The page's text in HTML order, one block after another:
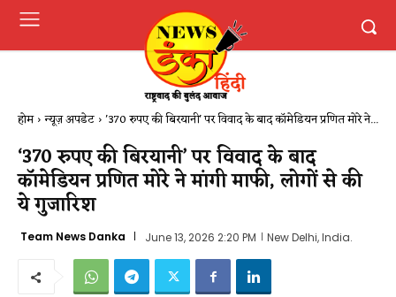
होम न्यूज़ अपडेट '370 रुपए की बिरयानी' पर विवाद के बाद कॉमेडियन प्रणित मोरे ने...
‘370 रुपए की बिरयानी’ पर विवाद के बाद
कॉमेडियन प्रणित मोरे ने मांगी माफी, लोगों से की
ये गुजारिश
Team News Danka June 13, 2026 2:20 PM New Delhi, India.